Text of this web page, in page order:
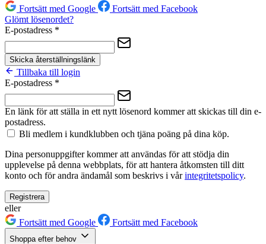
Fortsätt med Google
Fortsätt med Facebook
Glömt lösenordet?
E-postadress *
Skicka återställningslänk
Tillbaka till login
E-postadress *
En länk för att ställa in ett nytt lösenord kommer att skickas till din e-
postadress.
Bli medlem i kundklubben och tjäna poäng på dina köp.
Dina personuppgifter kommer att användas för att stödja din
upplevelse på denna webbplats, för att hantera åtkomsten till ditt
konto och för andra ändamål som beskrivs i vårintegritetspolicy.
Registrera
eller
Fortsätt med Google
Fortsätt med Facebook
Shoppa efter behov